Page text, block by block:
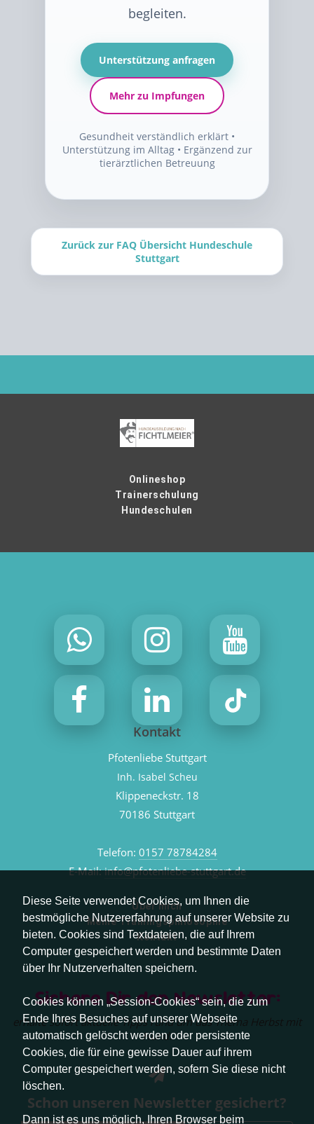
Diese Seite verwendet Cookies, um Ihnen die
bestmögliche Nutzererfahrung auf unserer Website zu
bieten. Cookies sind Textdateien, die auf Ihrem
Computer gespeichert werden und bestimmte Daten
über Ihr Nutzerverhalten speichern.
Cookies können „Session-Cookies“ sein, die zum
Ende Ihres Besuches auf unserer Webseite
automatisch gelöscht werden oder persistente
Cookies, die für eine gewisse Dauer auf ihrem
Computer gespeichert werden, sofern Sie diese nicht
löschen.
Dann ist es uns möglich, Ihren Browser beim
begleiten.
Unterstützung anfragen
Mehr zu Impfungen
Gesundheit verständlich erklärt •
Unterstützung im Alltag • Ergänzend zur
tierärztlichen Betreuung
Zurück zur FAQ Übersicht Hundeschule
Stuttgart
Onlineshop
Trainerschulung
Hundeschulen
Kontakt
Pfotenliebe Stuttgart
Inh. Isabel Scheu
Klippeneckstr. 18
70186 Stuttgart
Telefon: 0157 78784284
E-Mail:info@pfotenliebe-stuttgart.de
Über mich
Meine Trainingsphilosophie
Kontakt
Sichere Dir den Newsletter:
erhalte sofort aktuelle Tipps rund um das Thema Herbst mit
Hund.
Schon unseren Newsletter gesichert?